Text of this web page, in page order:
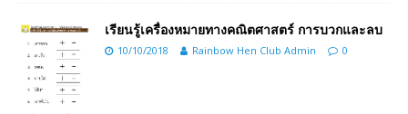
เรียนรู้เครื่องหมายทางคณิตศาสตร์ การบวกและลบ
10/10/2018 Rainbow Hen Club Admin 0